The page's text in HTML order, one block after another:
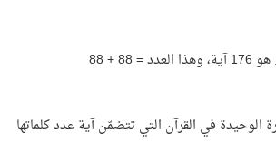
+ 88
الوحيدة في القرآن التي تتضمّن آية عدد كلماتها